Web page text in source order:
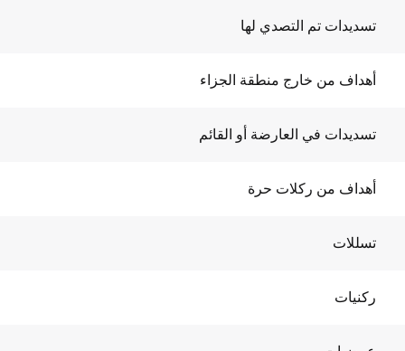
تسديدات تم التصدي لها
أهداف من خارج منطقة الجزاء
تسديدات في العارضة أو القائم
أهداف من ركلات حرة
تسللات
ركنيات